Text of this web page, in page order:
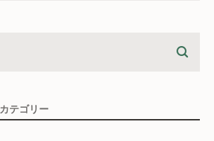
カテゴリー